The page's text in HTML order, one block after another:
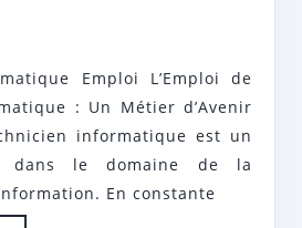
INFORMATIQUE
Emploi L’Emploi de
: Un Métier d’Avenir
informatique est un
dans le domaine de la
En constante